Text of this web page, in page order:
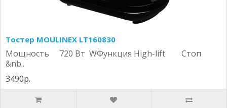
Тостер MOULINEX LT160830
Мощность 720 Вт WФункция High-lift Стоп
&nb..
3490р.